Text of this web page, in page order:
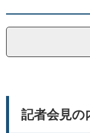
へ
記者会見の